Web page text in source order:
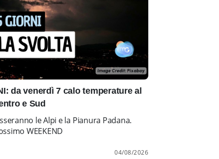
da venerdì 7 calo temperature al
e Sud
le Alpi e la Pianura Padana.
WEEKEND
04/08/2026